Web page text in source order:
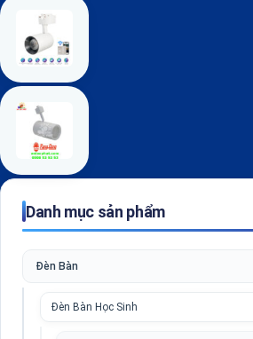
Danh mục sản phẩm
Đèn Bàn
Đèn Bàn Học Sinh